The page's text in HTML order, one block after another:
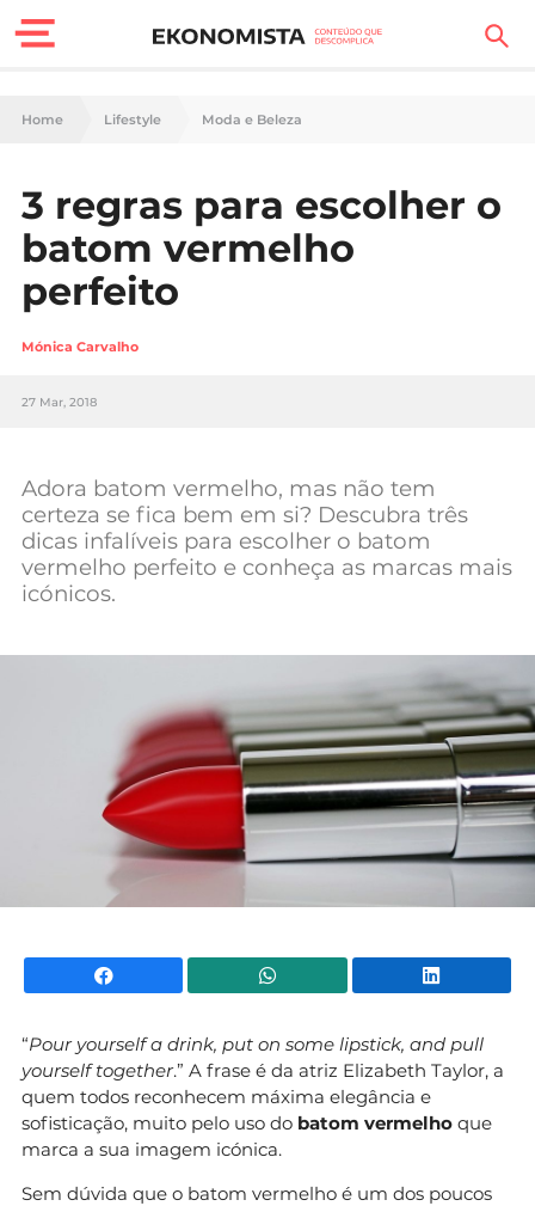
Finanças Pessoais
Carreira
Casa
Lifestyle
Sociedade
Negócios
Mundial 2026
Home Lifestyle Moda e Beleza
3 regras para escolher o
batom vermelho
perfeito
Mónica Carvalho
27 Mar, 2018
Adora batom vermelho, mas não tem
certeza se fica bem em si? Descubra três
dicas infalíveis para escolher o batom
vermelho perfeito e conheça as marcas mais
icónicos.
Facebook WhatsApp
“Pour yourself a drink, put on some lipstick, and pull
yourself together.” A frase é da atriz Elizabeth Taylor, a
quem todos reconhecem máxima elegância e
sofisticação, muito pelo uso do batom vermelho que
marca a sua imagem icónica.
Sem dúvida que o batom vermelho é um dos poucos